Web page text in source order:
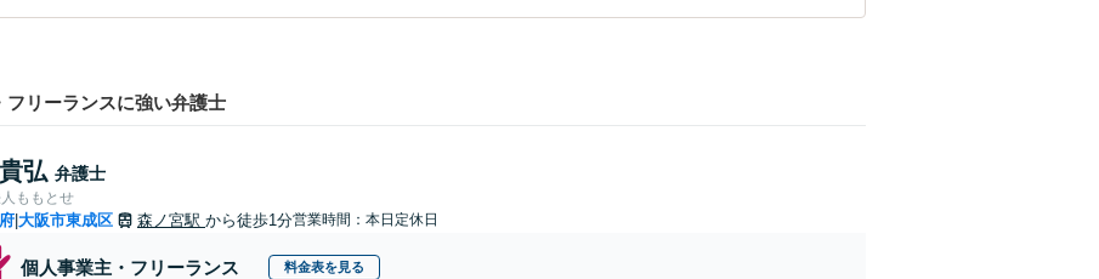
リーランスに強い弁護士
弘 弁護士
ももとせ
大阪市東成区 森ノ宮駅 から徒歩1分営業時間：本日定休日
個人事業主・フリーランス 料金表を見る